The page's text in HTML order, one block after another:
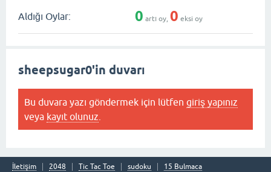
Aldığı Oylar: 0 artı oy, 0 eksi oy
sheepsugar0'in duvarı
Bu duvara yazı göndermek için lütfen giriş yapınız
veya kayıt olunuz
İletişim 2048 Tic Tac Toe sudoku 15 Bulmaca